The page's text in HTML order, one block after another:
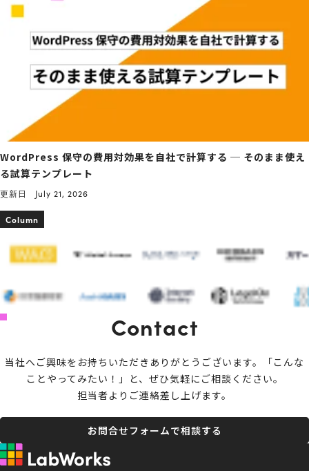
WordPress 保守の費用対効果を自社で計算する ─ そのまま使え
る試算テンプレート
更新日 July 21, 2026
Column
Contact
当社へご興味をお持ちいただきありがとうございます。
「こんな
ことやってみたい！」と、ぜひ気軽にご相談ください。
担当者よりご連絡差し上げます。
お問合せフォームで相談する